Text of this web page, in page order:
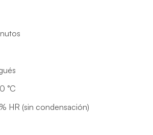
°C
HR (sin condensación)